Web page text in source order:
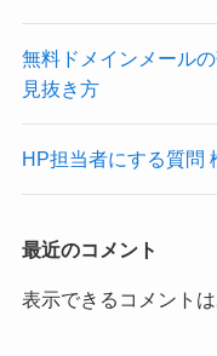
無料ドメインメール
見抜き方
HP担当者にする質問
最近のコメント
表示できるコメントは